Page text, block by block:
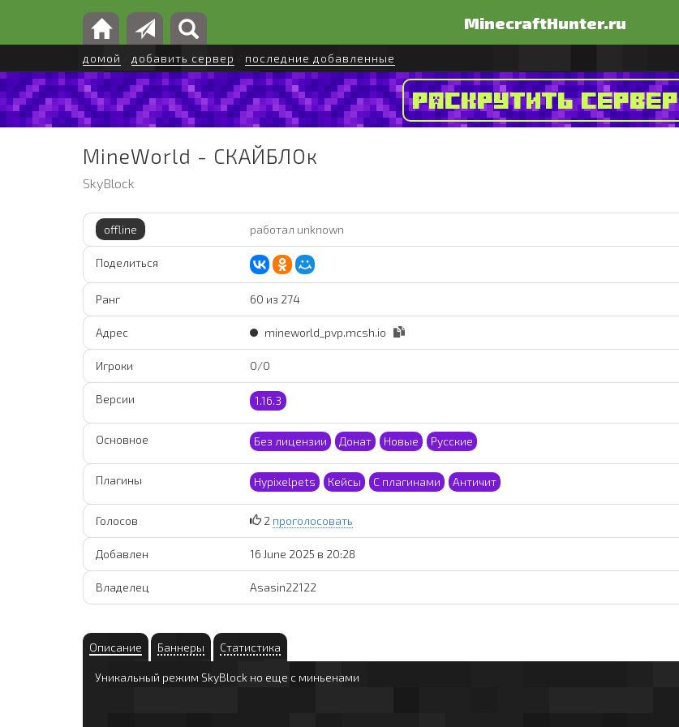
MinecraftHunter.ru
домой добавить сервер последние добавленные
Раскрутить сервер
MineWorld - СКАЙБЛОк
SkyBlock
offline работал unknown
Поделиться
Ранг 60 из 274
Адрес mineworld_pvp.mcsh.io
Игроки 0/0
Версии 1.16.3
Основное Без лицензии Донат Новые Русские
Плагины Hypixelpets Кейсы С плагинами Античит
Голосов 2 проголосовать
Добавлен 16 June 2025 в 20:28
Владелец Asasin22122
Описание Баннеры Статистика
Уникальный режим SkyBlock но еще с миньенами